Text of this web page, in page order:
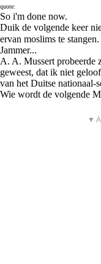
quote:
So i'm done now.
Duik de volgende keer
ervan moslims te stangen.
Jammer...
A. A. Mussert probeerde
geweest, dat ik niet
van het Duitse nationaal-
Wie wordt de volgende
▼